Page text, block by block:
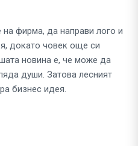
фирма, да направи лого и
докато човек още си
новина е, че може да
души. Затова лесният
бизнес идея.